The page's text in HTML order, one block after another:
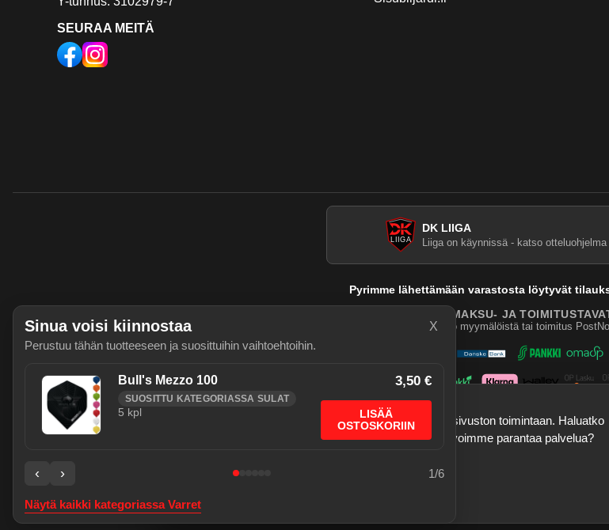
Sinua voisi kiinnostaa
Perustuu tähän tuotteeseen ja suosittuihin vaihtoehtoihin.
X
Bull's Mezzo 100
SUOSITTU KATEGORIASSA SULAT
5 kpl
3,50 €
LISÄÄ
OSTOSKORIIN
‹ › 1/6
Näytä kaikki kategoriassaVarret
SEURAA MEITÄ
DK LIIGA
Liiga on käynnissä - katso
Pyrimme lähettämään varastosta löytyvät
MAKSU- JA
Nouto myymälöistä tai toimitus
. Kaikki oikeudet
Käytämme välttämättömiä evästeitä ja tallennustietoja sivuston toimintaan. Haluatko
sallia myös tilastointievästeet (Google Analytics), jotta voimme parantaa palvelua?